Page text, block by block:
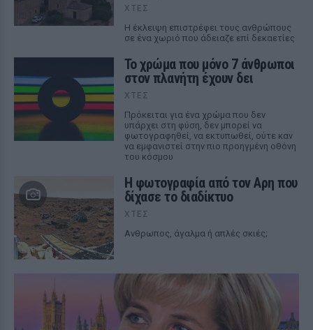
ΧΤΕΣ
Η έκλειψη επιστρέφει τους ανθρώπους
σε ένα χωριό που άδειαζε επί δεκαετίες
Το χρώμα που μόνο 7 άνθρωποι
στον πλανήτη έχουν δει
ΧΤΕΣ
Πρόκειται για ένα χρώμα που δεν
υπάρχει στη φύση, δεν μπορεί να
φωτογραφηθεί, να εκτυπωθεί, ούτε καν
να εμφανιστεί στην πιο προηγμένη οθόνη
του κόσμου
Η φωτογραφία από τον Αρη που
δίχασε το διαδίκτυο
ΧΤΕΣ
Ανθρωπος, άγαλμα ή απλές σκιές;